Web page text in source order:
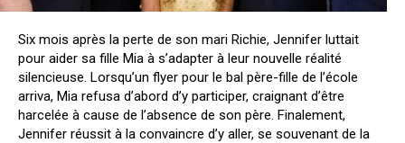
Six mois après la perte de son mari Richie, Jennifer luttait
pour aider sa fille Mia à s’adapter à leur nouvelle réalité
silencieuse. Lorsqu’un flyer pour le bal père-fille de l’école
arriva, Mia refusa d’abord d’y participer, craignant d’être
harcelée à cause de l’absence de son père. Finalement,
Jennifer réussit à la convaincre d’y aller, se souvenant de la